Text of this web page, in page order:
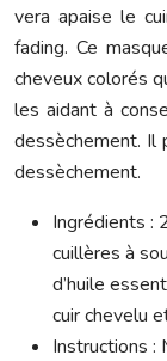
vera apaise le
fading. Ce
cheveux colorés
les aidant à
dessèchement. Il
dessèchement.
Ingrédients :
cuillères à
d’huile
cuir chevelu
Instructions :